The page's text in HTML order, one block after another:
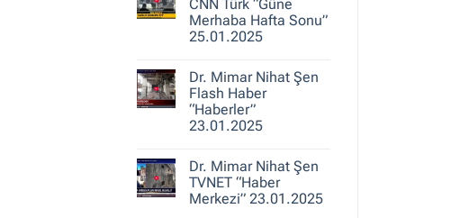
25.01.2025
Nihat
Şen
Ekol
Talu
ile
Hafta
Sonu”
25.01.2025
CNN Türk “Güne
Merhaba Hafta Sonu”
25.01.2025
Dr.
Mimar
Nihat
Şen
CNN
Merhaba
Hafta
Sonu”
25.01.2025
Dr. Mimar Nihat Şen
Flash Haber
“Haberler”
23.01.2025
Dr.
Mimar
Nihat
Şen
Dr. Mimar Nihat Şen
TVNET “Haber
Merkezi” 23.01.2025